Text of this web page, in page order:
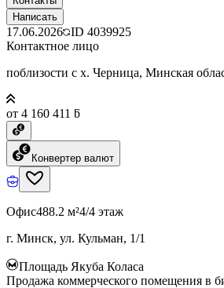
Написать
17.06.2026 ID 4039925
Контактное лицо
поблизости с х. Черница, Минская
от 4 160 411 ƃ
Конвертер валют
Офис488.2 м²4/4 этаж
г. Минск, ул. Кульман, 1/1
Площадь Якуба Коласа
Продажа коммерческого помещения в